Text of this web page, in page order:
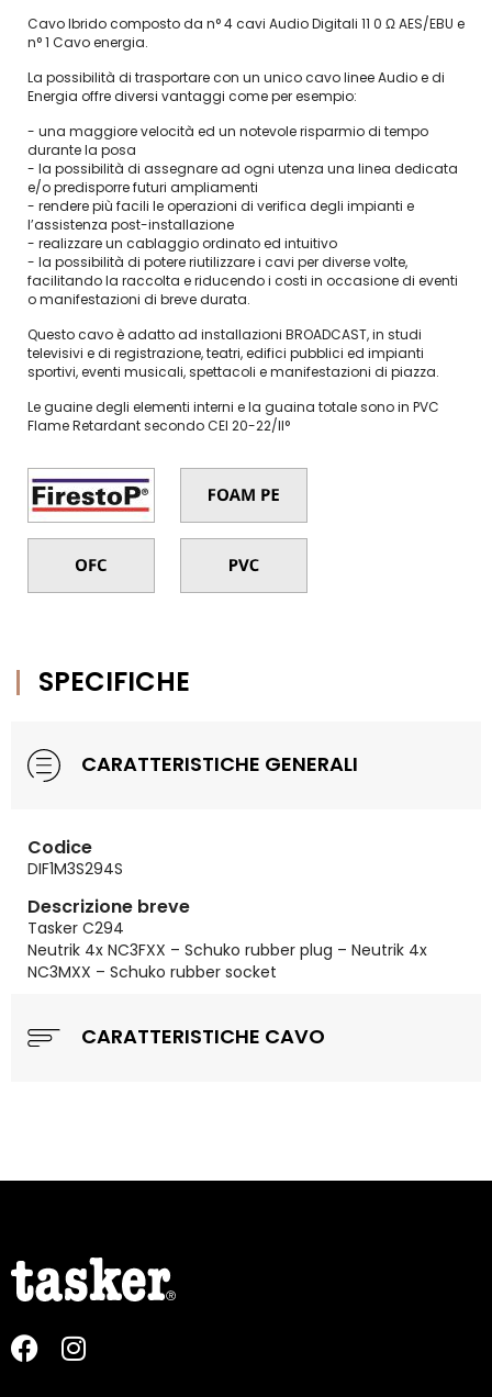
Cavo Ibrido composto da n° 4 cavi Audio Digitali 11 0 Ω AES/EBU e
n° 1 Cavo energia.
La possibilità di trasportare con un unico cavo linee Audio e di
Energia offre diversi vantaggi come per esempio:
- una maggiore velocità ed un notevole risparmio di tempo
durante la posa
- la possibilità di assegnare ad ogni utenza una linea dedicata
e/o predisporre futuri ampliamenti
- rendere più facili le operazioni di verifica degli impianti e
l’assistenza post-installazione
- realizzare un cablaggio ordinato ed intuitivo
- la possibilità di potere riutilizzare i cavi per diverse volte,
facilitando la raccolta e riducendo i costi in occasione di eventi
o manifestazioni di breve durata.
Questo cavo è adatto ad installazioni BROADCAST, in studi
televisivi e di registrazione, teatri, edifici pubblici ed impianti
sportivi, eventi musicali, spettacoli e manifestazioni di piazza.
Le guaine degli elementi interni e la guaina totale sono in PVC
Flame Retardant secondo CEI 20-22/II°
SPECIFICHE
CARATTERISTICHE GENERALI
Codice
DIF1M3S294S
Descrizione breve
Tasker C294
Neutrik 4x NC3FXX – Schuko rubber plug – Neutrik 4x
NC3MXX – Schuko rubber socket
CARATTERISTICHE CAVO